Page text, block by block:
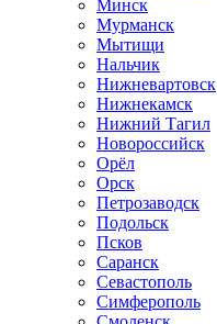
Минск
Мурманск
Мытищи
Нальчик
Нижневартовск
Нижнекамск
Нижний Тагил
Новороссийск
Орёл
Орск
Петрозаводск
Подольск
Псков
Саранск
Севастополь
Симферополь